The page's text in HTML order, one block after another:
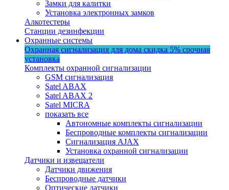
Замки для калитки
Установка электронных замков
Алкотестеры
Станции дезинфекции
Охранные системы
Охранная сигнализация для дома скидка 5% срочная
установка
Комплекты охранной сигнализации
GSM сигнализация
Satel ABAX
Satel ABAX 2
Satel MICRA
показать все
Автономные комплекты сигнализации
Беспроводные комплекты сигнализации
Сигнализация AJAX
Установка охранной сигнализации
Датчики и извещатели
Датчики движения
Беспроводные датчики
Оптические датчики